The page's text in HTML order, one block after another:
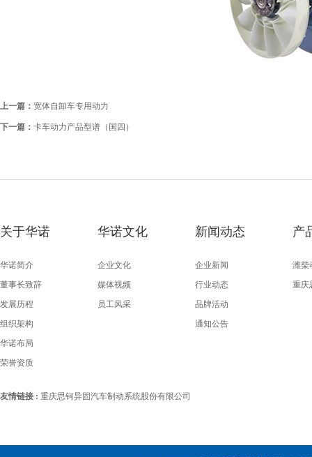
上一篇： 宽体自卸车专用动力
下一篇： 卡车动力产品型谱（国四）
关于华诺
华诺简介
董事长致辞
发展历程
组织架构
华诺布局
荣誉资质
华诺文化
企业文化
媒体视频
员工风采
新闻动态
企业新闻
行业动态
品牌活动
通知公告
产
潍柴
重庆
友情链接 : 重庆思钶异固汽车制动系统股份有限公司